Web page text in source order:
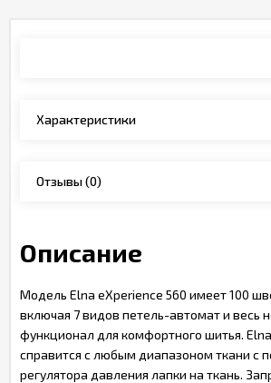
Характеристики
Отзывы(0)
Описание
Модель Elna eXperience 560 имеет 100
включая 7 видов петель-автомат и весь
функционал для комфортного шитья.
справится с любым диапазоном ткани с
регулятора давления лапки на ткань.